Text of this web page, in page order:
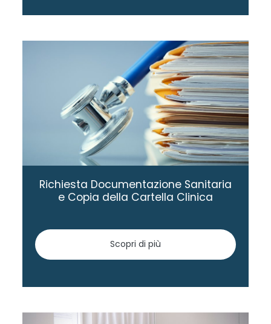
Richiesta Documentazione Sanitaria
e Copia della Cartella Clinica
Scopri di più